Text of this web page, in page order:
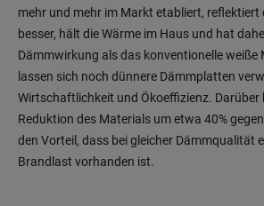
mehr und mehr im Markt etabliert, reflektiert
besser, hält die Wärme im Haus und hat
Dämmwirkung als das konventionelle weiße
lassen sich noch dünnere Dämmplatten
Wirtschaftlichkeit und Ökoeffizienz. Darüber
Reduktion des Materials um etwa 40%
den Vorteil, dass bei gleicher Dämmqualität
Brandlast vorhanden ist.